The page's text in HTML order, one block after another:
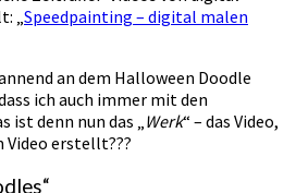
„ Speedpainting – digital malen
an dem Halloween Doodle
ich auch immer mit den
ist denn nun das „ Werk“ – das Video,
Video erstellt???